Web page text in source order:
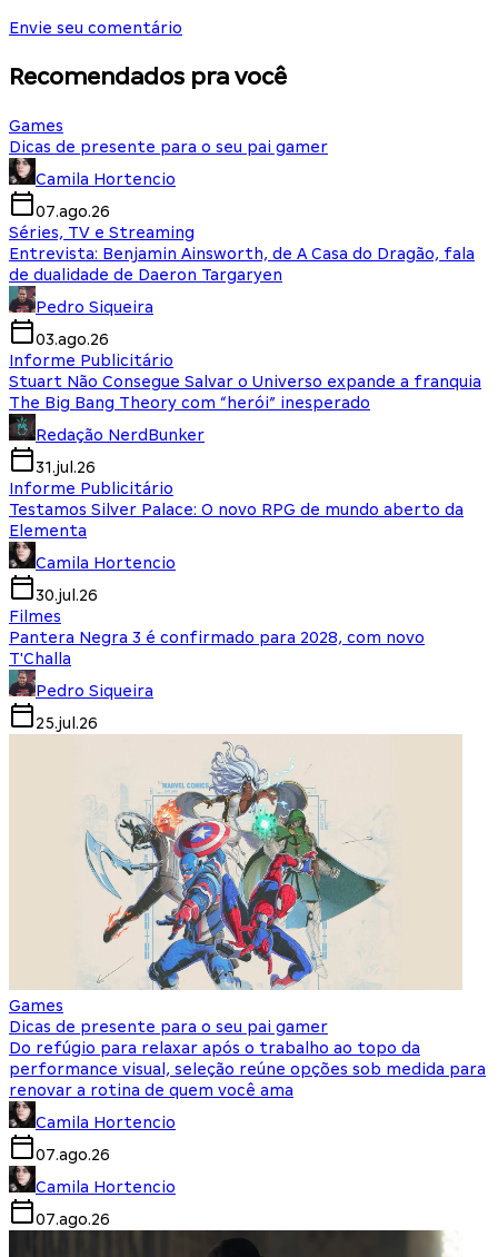
Envie seu comentário
Recomendados pra você
Games
Dicas de presente para o seu pai gamer
Camila Hortencio
07.ago.26
Séries, TV e Streaming
Entrevista: Benjamin Ainsworth, de A Casa do Dragão, fala
de dualidade de Daeron Targaryen
Pedro Siqueira
03.ago.26
Informe Publicitário
Stuart Não Consegue Salvar o Universo expande a franquia
The Big Bang Theory com “herói” inesperado
Redação NerdBunker
31.jul.26
Informe Publicitário
Testamos Silver Palace: O novo RPG de mundo aberto da
Elementa
Camila Hortencio
30.jul.26
Filmes
Pantera Negra 3 é confirmado para 2028, com novo
T'Challa
Pedro Siqueira
25.jul.26
Games
Dicas de presente para o seu pai gamer
Do refúgio para relaxar após o trabalho ao topo da
performance visual, seleção reúne opções sob medida para
renovar a rotina de quem você ama
Camila Hortencio
07.ago.26
Camila Hortencio
07.ago.26